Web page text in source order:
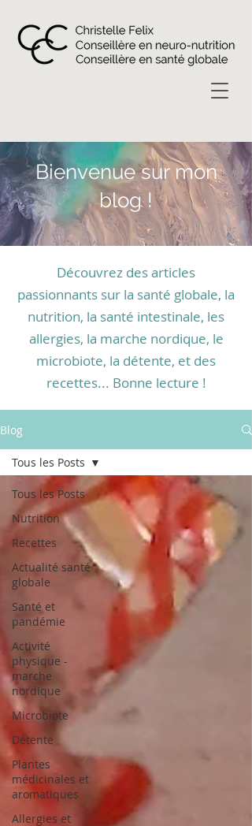
Bienvenue sur mon
blog !
Découvrez des articles
passionnants sur la santé globale, la
nutrition, la santé intestinale, les
allergies, la marche nordique, le
microbiote, la détente, et des
recettes... Bonne lecture !
Blog
Tous les Posts
Nutrition
Recettes
Actualité santé
globale
Santé et
pandémie
Activité
physique -
marche
nordique
Microbiote
Détente
Plantes
médicinales et
aromatiques
Allergies et
Tous les Posts